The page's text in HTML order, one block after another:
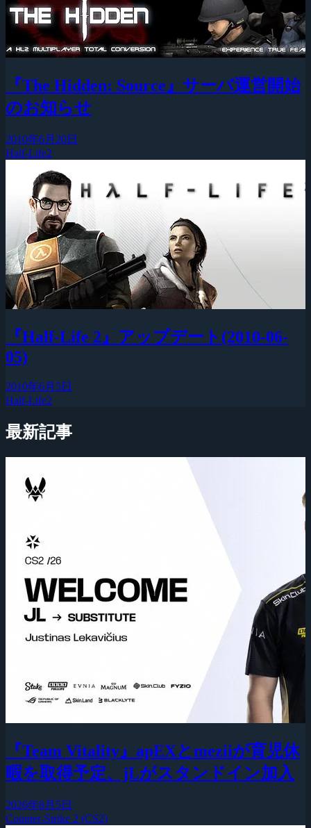
『The Hidden: Source』サーバ運営開始
のお知らせ
2010年6月20日
Half-Life2
『Half-Life 2』アップデート(2010-06-
05)
2010年6月5日
Half-Life2
最新記事
『Team Vitality』apEXとmeziiが育児休
暇を取得予定、jLがスタンドイン加入
2026年8月5日
Counter-Strike 2 (CS2)